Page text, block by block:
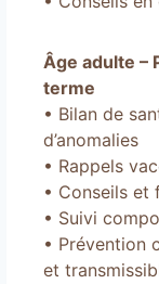
Âge adulte –
terme
• Bilan de
d’anomalies
• Rappels
• Conseils et
• Suivi
• Prévention
et